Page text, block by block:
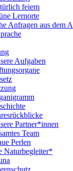
feiern
Lernorte
Anfragen aus dem
Aufgaben
Partner*innen
Team
Perlen
Naturbegleiter*